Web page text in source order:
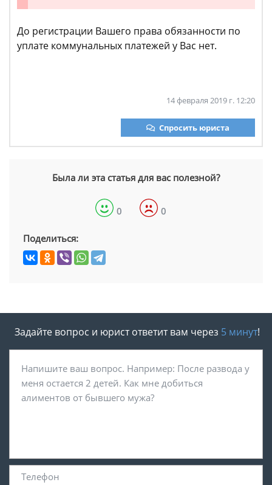
До регистрации Вашего права обязанности по
уплате коммунальных платежей у Вас нет.
14 февраля 2019 г. 12:20
Спросить юриста
Была ли эта статья для вас полезной?
0 0
Поделиться:
Задайте вопрос и юрист ответит вам через 5 минут!